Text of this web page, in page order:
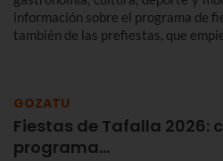
información sobre el programa de
también de las prefiestas, que
GOZATU
Fiestas de Tafalla 2026:
programa…